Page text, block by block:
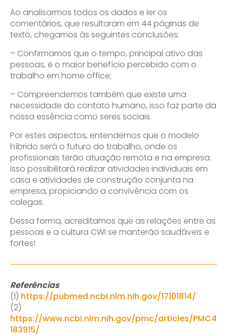
Ao analisarmos todos os dados e ler os
comentários, que resultaram em 44 páginas de
texto, chegamos às seguintes conclusões:
– Confirmamos que o tempo, principal ativo das
pessoas, é o maior benefício percebido com o
trabalho em home office;
– Compreendemos também que existe uma
necessidade do contato humano, isso faz parte da
nossa essência como seres sociais.
Por estes aspectos, entendemos que o modelo
híbrido será o futuro do trabalho, onde os
profissionais terão atuação remota e na empresa.
Isso possibilitará realizar atividades individuais em
casa e atividades de construção conjunta na
empresa, propiciando a convivência com os
colegas.
Dessa forma, acreditamos que as relações entre as
pessoas e a cultura CWI se manterão saudáveis e
fortes!
Referências
(1) https://pubmed.ncbi.nlm.nih.gov/17101814/
(2)
https://www.ncbi.nlm.nih.gov/pmc/articles/PMC4
183915/